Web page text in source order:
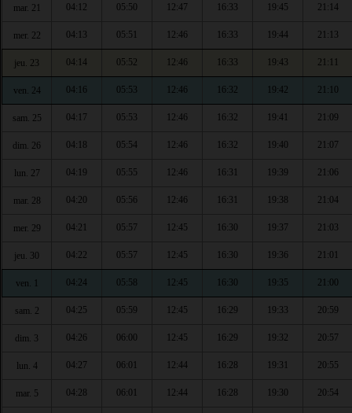
mar. 21 04:12 05:50 12:47 16:33 19:45 21:14
mer. 22 04:13 05:51 12:46 16:33 19:44 21:13
jeu. 23 04:14 05:52 12:46 16:33 19:43 21:11
ven. 24 04:16 05:53 12:46 16:32 19:42 21:10
sam. 25 04:17 05:53 12:46 16:32 19:41 21:09
dim. 26 04:18 05:54 12:46 16:32 19:40 21:07
lun. 27 04:19 05:55 12:46 16:31 19:39 21:06
mar. 28 04:20 05:56 12:46 16:31 19:38 21:04
mer. 29 04:21 05:57 12:45 16:30 19:37 21:03
jeu. 30 04:22 05:57 12:45 16:30 19:36 21:01
ven. 1 04:24 05:58 12:45 16:30 19:35 21:00
sam. 2 04:25 05:59 12:45 16:29 19:33 20:59
dim. 3 04:26 06:00 12:45 16:29 19:32 20:57
lun. 4 04:27 06:01 12:44 16:28 19:31 20:55
mar. 5 04:28 06:01 12:44 16:28 19:30 20:54